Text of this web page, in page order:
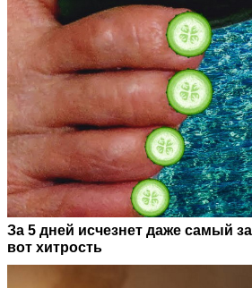
За 5 дней исчезнет даже самый
вот хитрость